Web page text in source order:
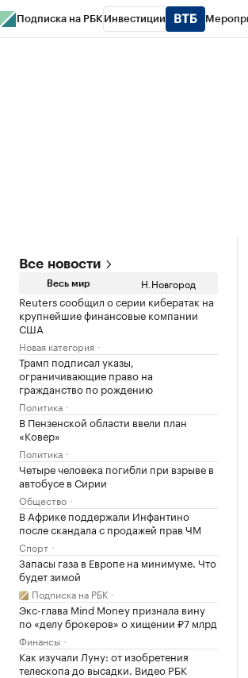
Подписка на РБК Инвестиции
Все новости
Весь мир Н.Новгород
Reuters сообщил о серии кибератак на
крупнейшие финансовые компании
США
Новая категория
Трамп подписал указы,
ограничивающие право на
гражданство по рождению
Политика
В Пензенской области ввели план
«Ковер»
Политика
Четыре человека погибли при взрыве в
автобусе в Сирии
Общество
В Африке поддержали Инфантино
после скандала с продажей прав ЧМ
Спорт
Запасы газа в Европе на минимуме. Что
будет зимой
Подписка на РБК
Экс-глава Mind Money признала вину
по «делу брокеров» о хищении ₽7 млрд
Финансы
Как изучали Луну: от изобретения
телескопа до высадки. Видео РБК